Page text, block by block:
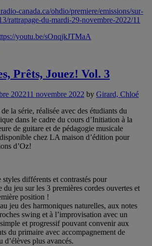
canada.ca/ohdio/premiere/emissions/sur-
rattrapage-du-mardi-29-novembre-2022/11
youtu.be/sOnqjkJTMaA
Prêts, Jouez! Vol. 3
202211 novembre 2022 by Girard, Chloé
la série, réalisée avec des étudiants du
dans le cadre du cours d’Initiation à la
de guitare et de pédagogie musicale
chez LA maison d’édition pour
d’Oz!
styles différents et contrastés pour
du jeu sur les 3 premières cordes ouvertes et
position !
jeu des harmoniques naturelles, aux notes
swing et à l’improvisation avec un
et progressif pouvant convenir aux
du primaire avec accompagnement de
d’élèves plus avancés.